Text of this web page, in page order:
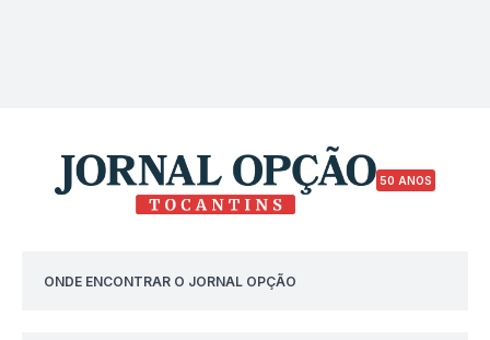
50 ANOS
ONDE ENCONTRAR O JORNAL OPÇÃO